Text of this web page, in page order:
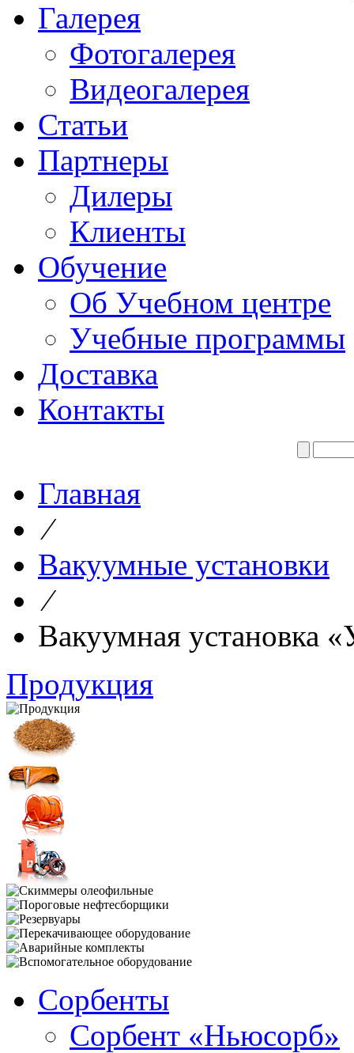
Галерея
Фотогалерея
Видеогалерея
Статьи
Партнеры
Дилеры
Клиенты
Обучение
Об Учебном центре
Учебные программы
Доставка
Контакты
Главная
⁄
Вакуумные установки
⁄
Вакуумная установка
Продукция
Сорбенты
Сорбент «Ньюсорб»